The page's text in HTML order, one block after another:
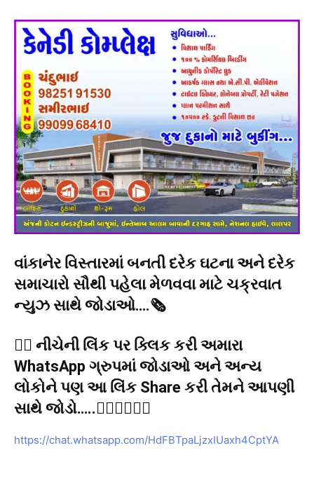
વાંકાનેર વિસ્તારમાં બનતી દરેક ઘટના અને દરેક
સમાચારો સૌથી પહેલા મેળવવા માટે ચક્રવાત
ન્યુઝ સાથે જોડાઓ….🗞️
👉🏻 નીચેની લિંક પર ક્લિક કરી અમારા
WhatsApp ગ્રુપમાં જોડાઓ અને અન્ય
લોકોને પણ આ લિંક Share કરી તેમને આપણી
સાથે જોડો…..👇🏻👇🏻👇🏻
https://chat.whatsapp.com/HdFBTpaLjzxIUaxh4CptYA